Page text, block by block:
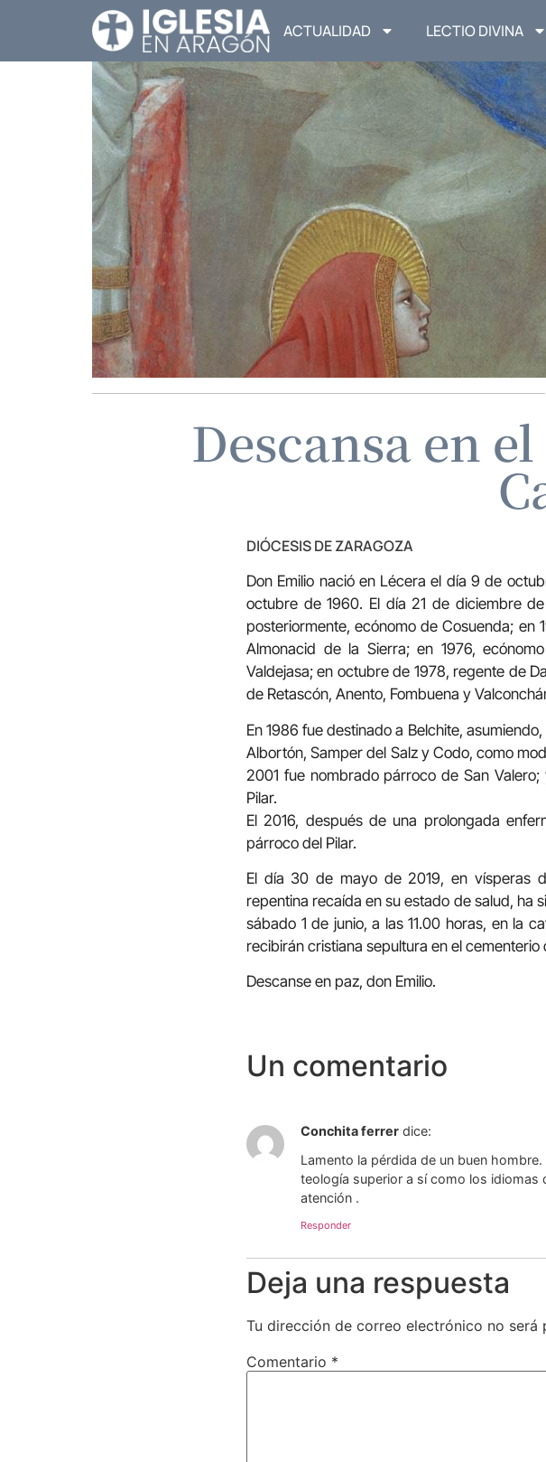
ACTUALIDAD LECTIO DIVINA
Descansa en
DIÓCESIS DE ZARAGOZA
Don Emilio nació en Lécera el día 9 de
octubre de 1960. El día 21 de diciembre
posteriormente, ecónomo de Cosuenda; en
Almonacid de la Sierra; en 1976,
Valdejasa; en octubre de 1978, regente de
de Retascón, Anento, Fombuena y
En 1986 fue destinado a Belchite,
Albortón, Samper del Salz y Codo, como
2001 fue nombrado párroco de San
Pilar.
El 2016, después de una prolongada
párroco del Pilar.
El día 30 de mayo de 2019, en vísperas
repentina recaída en su estado de salud, ha
sábado 1 de junio, a las 11.00 horas, en la
recibirán cristiana sepultura en el cementerio
Descanse en paz, don Emilio.
Un comentario
Conchita ferrer dice:
Lamento la pérdida de un buen
teología superior a sí como los idiomas
atención .
Responder
Deja una respuesta
Tu dirección de correo electrónico no será
Comentario *